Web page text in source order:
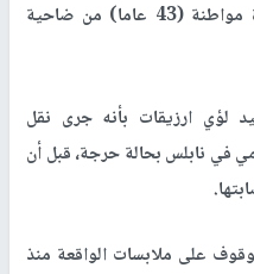
إجراءاتهما القانونية في واقعة وفاة مواطنة (43 عاما) من ضاحية
لؤي ارزيقات بأنه جرى نقل
في نابلس بحالة حرجة، قبل أن
.
على ملابسات الواقعة منذ